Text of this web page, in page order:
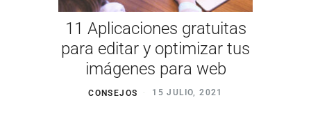
PRECIOS
LOGIN
EMPEZAR AHORA
11 Aplicaciones gratuitas
para editar y optimizar tus
imágenes para web
CONSEJOS 15 JULIO, 2021